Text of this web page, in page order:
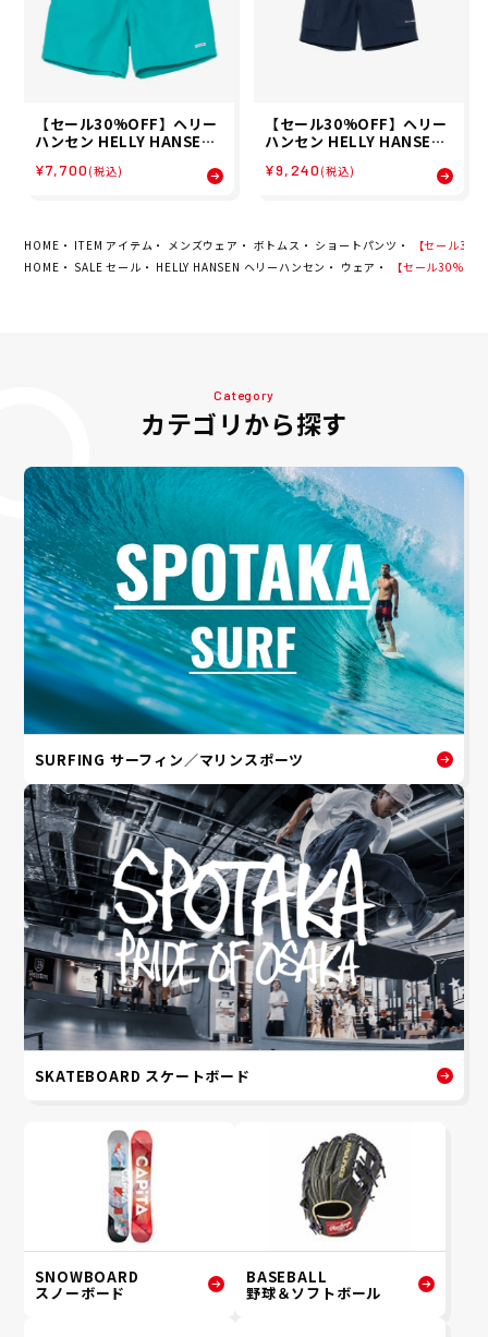
【セール30%OFF】ヘリー
ハンセン HELLY HANSEN
ショーツ BASK MID SHOR
¥7,700 (税込)
【セール30%OFF】ヘリー
ハンセン HELLY HANSEN
ツ ショートパンツ ハーフパ
¥9,240 (税込)
HOME ITEM アイテム メンズウェア ボトムス ショートパンツ
【セール
HOME
SALE セール HELLY HANSEN ヘリーハンセン ウェア 【セール
Category
カテゴリから探す
SURFING サーフィン／マリンスポーツ
SKATEBOARD スケートボード
SNOWBOARD
スノーボード
BASEBALL
野球＆ソフトボール